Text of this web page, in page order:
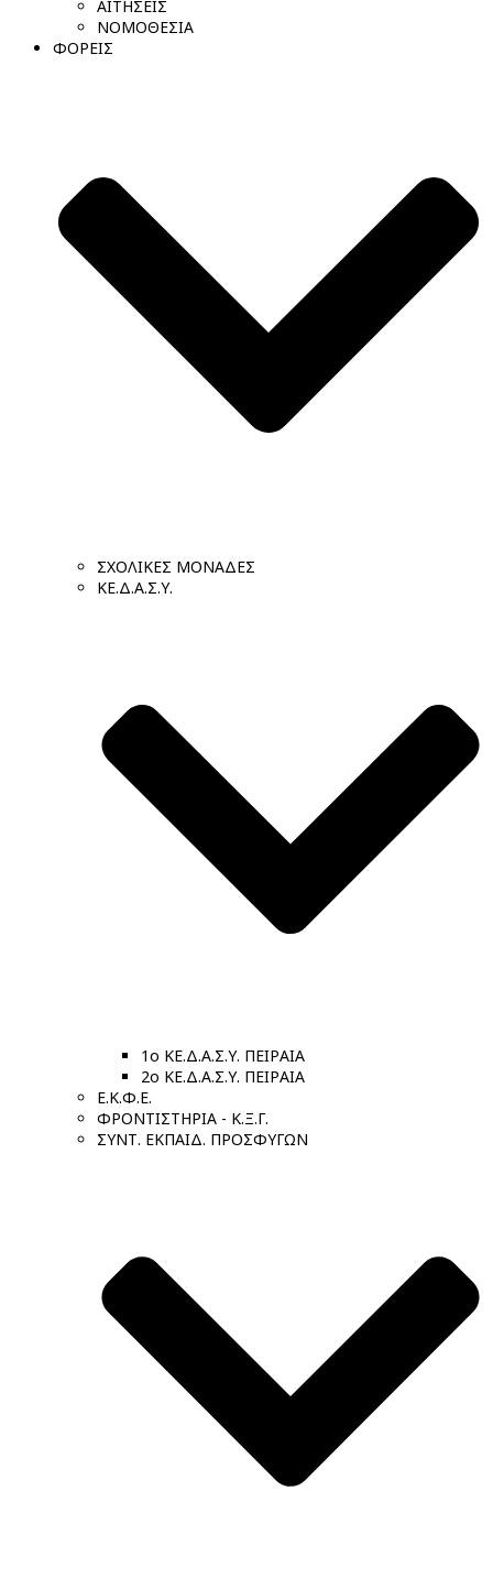
ΑΙΤΗΣΕΙΣ
ΝΟΜΟΘΕΣΙΑ
ΦΟΡΕΙΣ
ΣΧΟΛΙΚΕΣ ΜΟΝΑΔΕΣ
ΚΕ.Δ.Α.Σ.Υ.
1ο ΚΕ.Δ.Α.Σ.Υ. ΠΕΙΡΑΙΑ
2ο ΚΕ.Δ.Α.Σ.Υ. ΠΕΙΡΑΙΑ
Ε.Κ.Φ.Ε.
ΦΡΟΝΤΙΣΤΗΡΙΑ - Κ.Ξ.Γ.
ΣΥΝΤ. ΕΚΠΑΙΔ. ΠΡΟΣΦΥΓΩΝ